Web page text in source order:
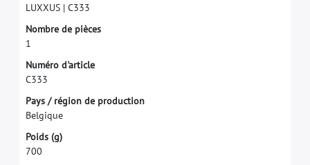
LUXXUS | C333
Nombre de pièces
1
Numéro d'article
C333
Pays / région de production
Belgique
Poids (g)
700